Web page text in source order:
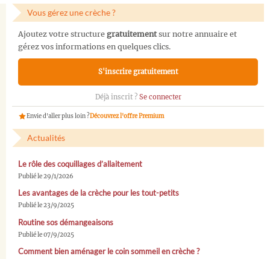
Vous gérez une crèche ?
Ajoutez votre structure gratuitementsur notre annuaire et
gérez vos informations en quelques clics.
S'inscrire gratuitement
Déjà inscrit ? Se connecter
Envie d'aller plus loin ?Découvrez l'offre Premium
Actualités
Le rôle des coquillages d’allaitement
Publié le 29/1/2026
Les avantages de la crèche pour les tout-petits
Publié le 23/9/2025
Routine sos démangeaisons
Publié le 07/9/2025
Comment bien aménager le coin sommeil en crèche ?